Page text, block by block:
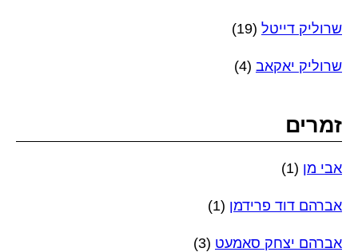
שרוליק דייטל (19)
שרוליק יאקאב (4)
זמרים
אבי מן (1)
אברהם דוד פרידמן (1)
אברהם יצחק סאמעט (3)